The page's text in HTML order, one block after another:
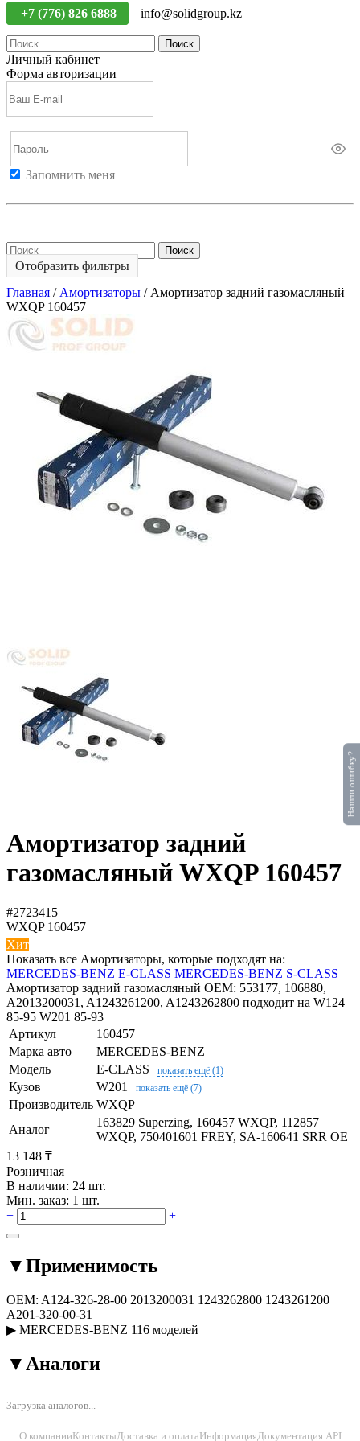
+7 (776) 826 6888 info@solidgroup.kz
Поиск
Личный кабинет
Форма авторизации
Запомнить меня
Поиск
Отобразить фильтры
Главная / Амортизаторы / Амортизатор задний газомасляный
WXQP 160457
Амортизатор задний
газомасляный WXQP 160457
#2723415
WXQP 160457
Хит
Показать все Амортизаторы, которые подходят на:
MERCEDES-BENZ E-CLASS MERCEDES-BENZ S-CLASS
Амортизатор задний газомасляный OEM: 553177, 106880,
A2013200031, A1243261200, A1243262800 подходит на W124
85-95 W201 85-93
Артикул
160457
Марка авто
MERCEDES-BENZ
Модель
E-CLASS показать ещё (1)
Кузов W201 показать ещё (7)
Производитель WXQP
Аналог
163829 Superzing, 160457 WXQP, 112857
WXQP, 750401601 FREY, SA-160641 SRR OE
13 148 ₸
Розничная
В наличии: 24 шт.
Мин. заказ: 1 шт.
−
+
▼Применимость
OEM: A124-326-28-00 2013200031 1243262800 1243261200
A201-320-00-31
▶ MERCEDES-BENZ 116 моделей
▼ Аналоги
Загрузка аналогов...
О компанииКонтактыДоставка и оплатаИнформацияДокументация API
Нашли ошибку?